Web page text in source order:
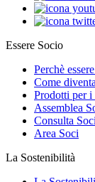
Essere Socio
Perchè
Come
Prodotti per i
Assemblea
Consulta Soci
Area Soci
La Sostenibilità